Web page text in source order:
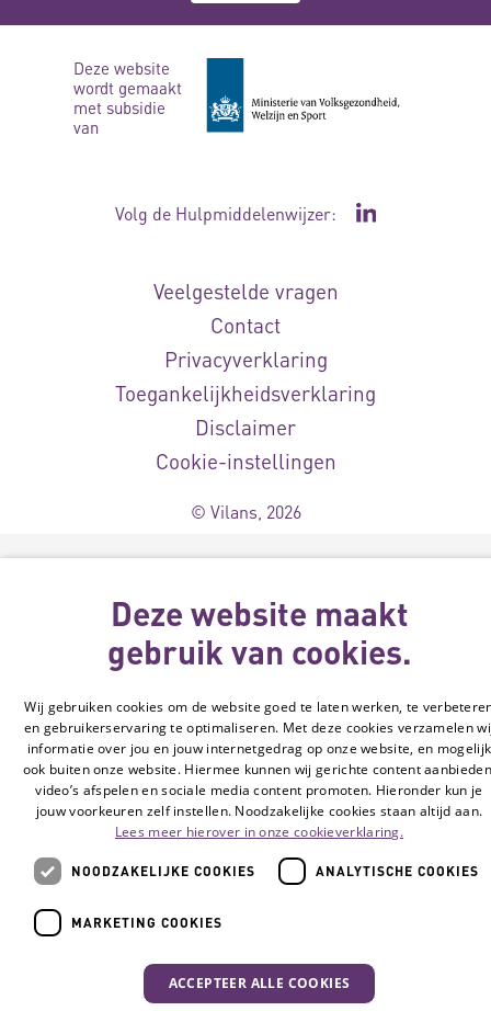
Deze website
wordt gemaakt
met subsidie
van
Volg de Hulpmiddelenwijzer: Ga naar de
Veelgestelde vragen
Contact
Privacyverklaring
Toegankelijkheidsverklaring
Disclaimer
Cookie-instellingen
© Vilans, 2026
Deze website maakt
gebruik van cookies.
Wij gebruiken cookies om de website goed te laten werken, te
en gebruikerservaring te optimaliseren. Met deze cookies verzamelen
informatie over jou en jouw internetgedrag op onze website, en mogelijk
ook buiten onze website. Hiermee kunnen wij gerichte content
video’s afspelen en sociale media content promoten. Hieronder kun je
jouw voorkeuren zelf instellen. Noodzakelijke cookies staan altijd aan.
Lees meer hierover in onze cookieverklaring.
NOODZAKELIJKE COOKIES ANALYTISCHE COOKIES
MARKETING COOKIES
ACCEPTEER ALLE COOKIES